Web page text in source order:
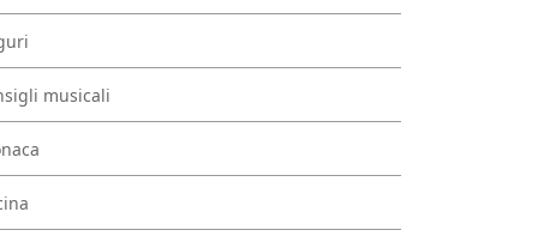
musicali